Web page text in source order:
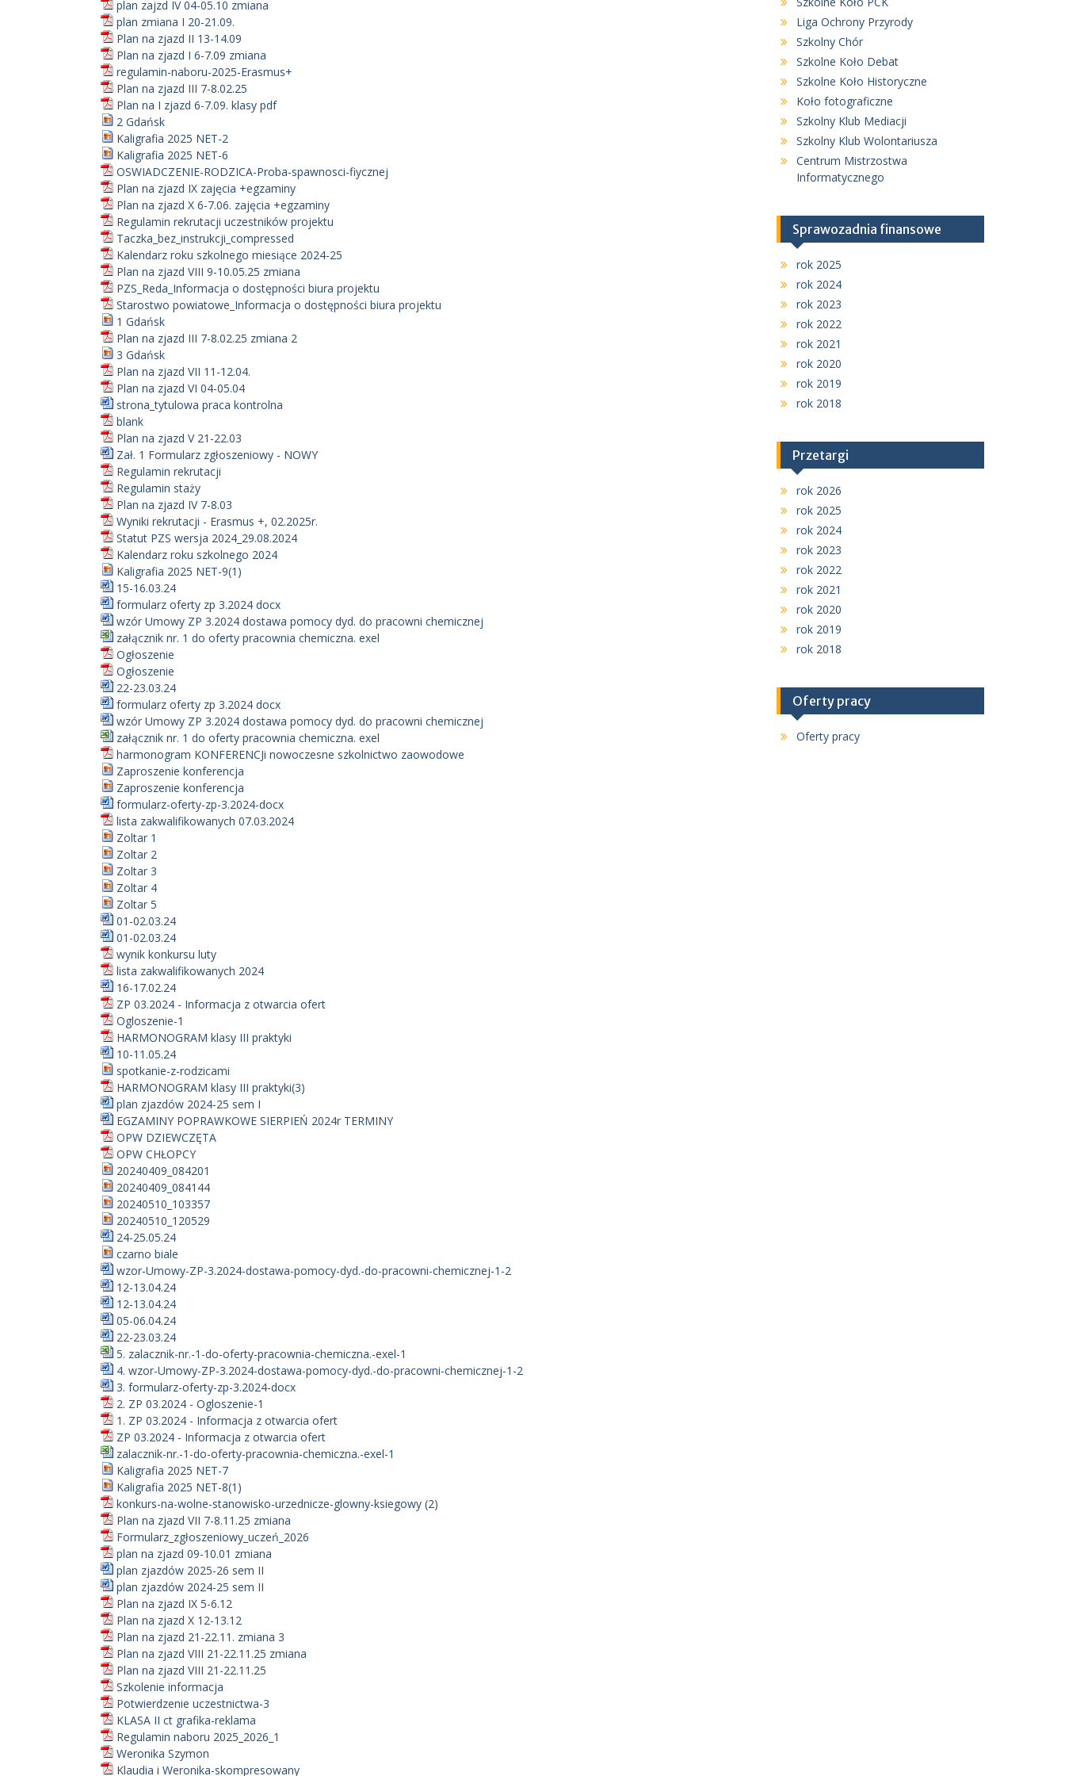
plan zajzd IV 04-05.10 zmiana
plan zmiana I 20-21.09.
Plan na zjazd II 13-14.09
Plan na zjazd I 6-7.09 zmiana
regulamin-naboru-2025-Erasmus+
Plan na zjazd III 7-8.02.25
Plan na I zjazd 6-7.09. klasy pdf
2 Gdańsk
Kaligrafia 2025 NET-2
Kaligrafia 2025 NET-6
OSWIADCZENIE-RODZICA-Proba-spawnosci-fiycznej
Plan na zjazd IX zajęcia +egzaminy
Plan na zjazd X 6-7.06. zajęcia +egzaminy
Regulamin rekrutacji uczestników projektu
Taczka_bez_instrukcji_compressed
Kalendarz roku szkolnego miesiące 2024-25
Plan na zjazd VIII 9-10.05.25 zmiana
PZS_Reda_Informacja o dostępności biura projektu
Starostwo powiatowe_Informacja o dostępności biura projektu
1 Gdańsk
Plan na zjazd III 7-8.02.25 zmiana 2
3 Gdańsk
Plan na zjazd VII 11-12.04.
Plan na zjazd VI 04-05.04
strona_tytulowa praca kontrolna
blank
Plan na zjazd V 21-22.03
Zał. 1 Formularz zgłoszeniowy - NOWY
Regulamin rekrutacji
Regulamin staży
Plan na zjazd IV 7-8.03
Wyniki rekrutacji - Erasmus +, 02.2025r.
Statut PZS wersja 2024_29.08.2024
Kalendarz roku szkolnego 2024
Kaligrafia 2025 NET-9(1)
15-16.03.24
formularz oferty zp 3.2024 docx
wzór Umowy ZP 3.2024 dostawa pomocy dyd. do pracowni chemicznej
załącznik nr. 1 do oferty pracownia chemiczna. exel
Ogłoszenie
Ogłoszenie
22-23.03.24
formularz oferty zp 3.2024 docx
wzór Umowy ZP 3.2024 dostawa pomocy dyd. do pracowni chemicznej
załącznik nr. 1 do oferty pracownia chemiczna. exel
harmonogram KONFERENCJi nowoczesne szkolnictwo zaowodowe
Zaproszenie konferencja
Zaproszenie konferencja
formularz-oferty-zp-3.2024-docx
lista zakwalifikowanych 07.03.2024
Zoltar 1
Zoltar 2
Zoltar 3
Zoltar 4
Zoltar 5
01-02.03.24
01-02.03.24
wynik konkursu luty
lista zakwalifikowanych 2024
16-17.02.24
ZP 03.2024 - Informacja z otwarcia ofert
Ogloszenie-1
HARMONOGRAM klasy III praktyki
10-11.05.24
spotkanie-z-rodzicami
HARMONOGRAM klasy III praktyki(3)
plan zjazdów 2024-25 sem I
EGZAMINY POPRAWKOWE SIERPIEŃ 2024r TERMINY
OPW DZIEWCZĘTA
OPW CHŁOPCY
20240409_084201
20240409_084144
20240510_103357
20240510_120529
24-25.05.24
czarno biale
wzor-Umowy-ZP-3.2024-dostawa-pomocy-dyd.-do-pracowni-chemicznej-1-2
12-13.04.24
12-13.04.24
05-06.04.24
22-23.03.24
5. zalacznik-nr.-1-do-oferty-pracownia-chemiczna.-exel-1
4. wzor-Umowy-ZP-3.2024-dostawa-pomocy-dyd.-do-pracowni-chemicznej-1-2
3. formularz-oferty-zp-3.2024-docx
2. ZP 03.2024 - Ogloszenie-1
1. ZP 03.2024 - Informacja z otwarcia ofert
ZP 03.2024 - Informacja z otwarcia ofert
zalacznik-nr.-1-do-oferty-pracownia-chemiczna.-exel-1
Kaligrafia 2025 NET-7
Kaligrafia 2025 NET-8(1)
konkurs-na-wolne-stanowisko-urzednicze-glowny-ksiegowy (2)
Plan na zjazd VII 7-8.11.25 zmiana
Formularz_zgłoszeniowy_uczeń_2026
plan na zjazd 09-10.01 zmiana
plan zjazdów 2025-26 sem II
plan zjazdów 2024-25 sem II
Plan na zjazd IX 5-6.12
Plan na zjazd X 12-13.12
Plan na zjazd 21-22.11. zmiana 3
Plan na zjazd VIII 21-22.11.25 zmiana
Plan na zjazd VIII 21-22.11.25
Szkolenie informacja
Potwierdzenie uczestnictwa-3
KLASA II ct grafika-reklama
Regulamin naboru 2025_2026_1
Weronika Szymon
Klaudia i Weronika-skompresowany
Liga Ochrony Przyrody
Szkolny Chór
Szkolne Koło Debat
Szkolne Koło Historyczne
Koło fotograficzne
Szkolny Klub Mediacji
Szkolny Klub Wolontariusza
Centrum Mistrzostwa
Informatycznego
Sprawozadnia finansowe
rok 2025
rok 2024
rok 2023
rok 2022
rok 2021
rok 2020
rok 2019
rok 2018
Przetargi
rok 2026
rok 2025
rok 2024
rok 2023
rok 2022
rok 2021
rok 2020
rok 2019
rok 2018
Oferty pracy
Oferty pracy